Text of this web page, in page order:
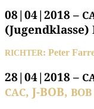
08|04|2018 –
(Jugendklasse)
RICHTER: Peter
28|04|2018 –
CAC, J-BOB, BOB